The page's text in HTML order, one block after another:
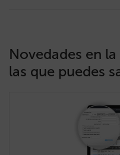
Novedades en
las que puedes